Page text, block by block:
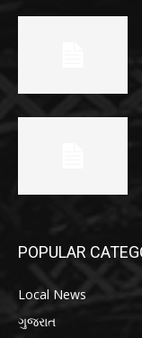
POPULAR
Local News
ગુજરાત